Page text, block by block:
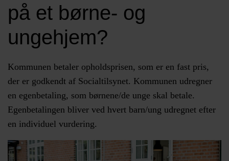
på et børne- og
ungehjem?
Kommunen betaler opholdsprisen, som er en fast pris,
der er godkendt af Socialtilsynet. Kommunen udregner
en egenbetaling, som børnene/de unge skal betale.
Egenbetalingen bliver ved hvert barn/ung udregnet efter
en individuel vurdering.